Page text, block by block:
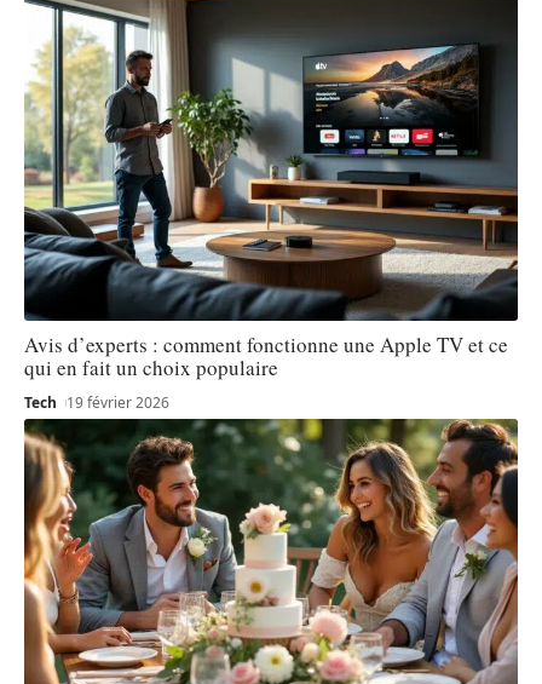
Avis d’experts : comment fonctionne une Apple TV et ce
qui en fait un choix populaire
Tech 19 février 2026